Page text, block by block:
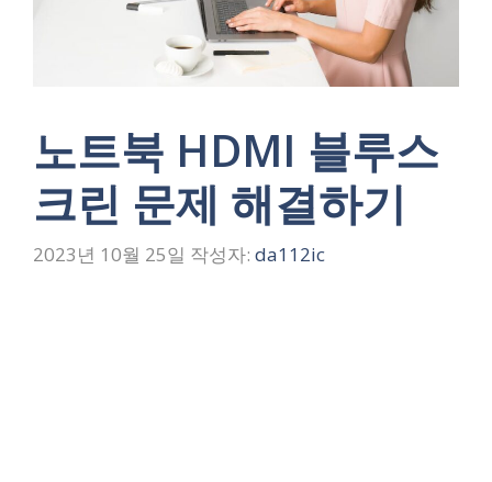
노트북 HDMI 블루스
크린 문제 해결하기
2023년 10월 25일 작성자: da112ic